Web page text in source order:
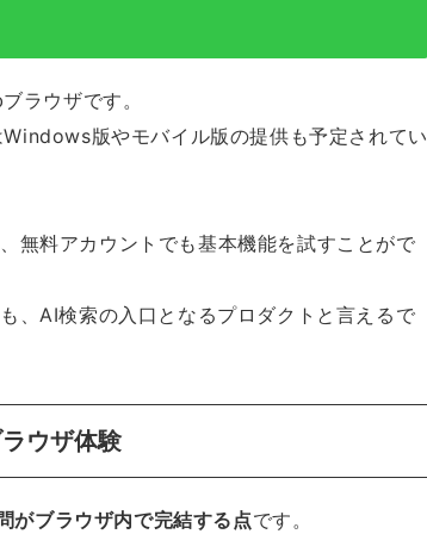
ラウザです。
版やモバイル版の提供も予定されてい
無料アカウントでも基本機能を試すことがで
、AI検索の入口となるプロダクトと言えるで
ウザ体験
がブラウザ内で完結する点です。